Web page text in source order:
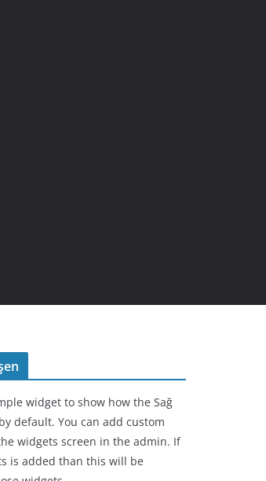
widget to show how the Sağ
default. You can add custom
widgets screen in the admin. If
is added than this will be